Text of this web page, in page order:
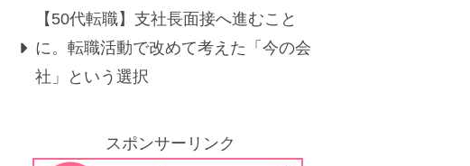
【50代転職】支社長面接へ進むこと
に。転職活動で改めて考えた「今の会
社」という選択
スポンサーリンク